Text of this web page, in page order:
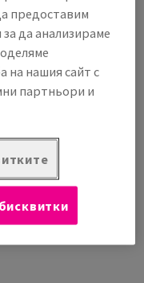
заедно с
висококачествен
цифров
се представя
след печат като
Използвайте
печат: визитки,
корици, пощенски
привличащи
и потребителски
предоставим
да анализираме
на нашия сайт с
партньори и